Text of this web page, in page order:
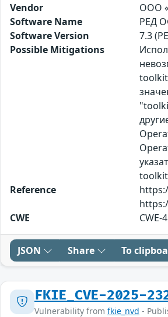
Vendor
ООО
Software Name
РЕД
Software Version
7.3
Possible Mitigations
Reference
CWE
CWE-
JSON Share To
FKIE_CVE-2025-
Vulnerability from fkie_nvd -